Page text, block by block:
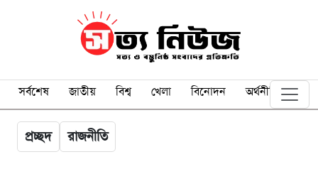
সর্বশেষ জাতীয় বিশ্ব খেলা বিনোদন অর্থনীতি
প্রচ্ছদ রাজনীতি